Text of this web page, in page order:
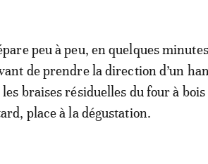
peu à peu, en quelques
de prendre la direction d’un
braises résiduelles du four à
place à la dégustation.